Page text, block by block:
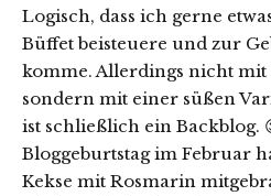
Logisch, dass ich gerne
Büffet beisteuere und zur
komme. Allerdings nicht mit
sondern mit einer süßen
ist schließlich ein Backblog.
Bloggeburtstag im Februar
Kekse mit Rosmarin